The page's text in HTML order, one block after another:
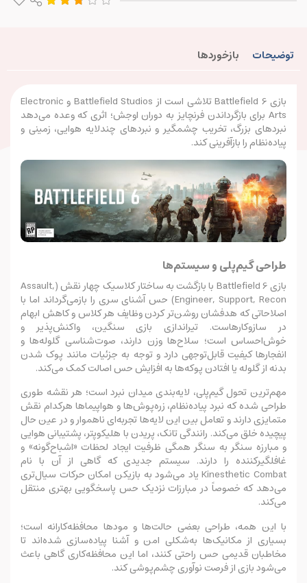
توضیحات بازخوردها
بازی Battlefield 6 تلاشی است از Battlefield Studios و Electronic
Arts برای بازگرداندن فرنچایز به دوران اوجش؛ اثری که وعده می‌دهد
نبردهای بزرگ، تخریب چشمگیر و نبردهای چندلایه هوایی، زمینی و
پیاده‌نظام را بازآفرینی کند.
طراحی گیم‌پلی و سیستم‌ها
بازی Battlefield 6 با بازگشت به ساختار کلاسیک چهار نقش (Assault,
Engineer, Support, Recon) حس آشنای سری را بازمی‌گرداند اما با
اصلاحاتی که هدفشان روشن‌تر کردن وظایف هر کلاس و کاهش ابهام
در سازوکارهاست. تیراندازی بازی سنگین، واکنش‌پذیر و
خوش‌احساس است؛ سلاح‌ها وزن دارند، صوت‌شناسی گلوله‌ها و
انفجارها کیفیت قابل‌توجهی دارد و توجه به جزئیات مانند پوک شدن
بدنه از گلوله یا افتادن پوکه‌ها به افزایش حس اصالت کمک می‌کند.
مهم‌ترین تحول گیم‌پلی، لایه‌بندی میدان نبرد است؛ هر نقشه طوری
طراحی شده که نبرد پیاده‌نظام، زره‌پوش‌ها و هواپیماها هرکدام نقش
متمایزی دارند و تعامل بین این لایه‌ها تجربه‌ای ناهموار و در عین حال
پیچیده خلق می‌کند. رانندگی تانک، پریدن با هلیکوپتر، پشتیبانی هوایی
و مبارزه سنگر به سنگر همگی ظرفیت ایجاد لحظات «اشباح‌گونه» و
غافلگیرکننده را دارند. سیستم جدیدی که گاهی از آن با نام
Kinesthetic Combat یاد می‌شود به بازیکن امکان حرکات سیال‌تری
می‌دهد که خصوصاً در مبارزات نزدیک حس پاسخگویی بهتری منتقل
می‌کند.
با این همه، طراحی بعضی حالت‌ها و مودها محافظه‌کارانه است؛
بسیاری از مکانیک‌ها به‌شکلی امن و آشنا پیاده‌سازی شده‌اند تا
مخاطبان قدیمی حس راحتی کنند، اما این محافظه‌کاری گاهی باعث
می‌شود بازی از فرصت نوآوری چشم‌پوشی کند.